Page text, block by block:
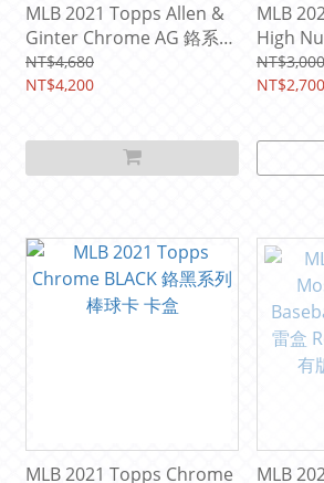
MLB 2021 Topps Allen &
Ginter Chrome AG 鉻系列
棒球卡 卡盒
NT$4,680
NT$4,200
MLB
High
產 高編
NT$3,000
NT$2,700
MLB 2021 Topps Chrome
MLB